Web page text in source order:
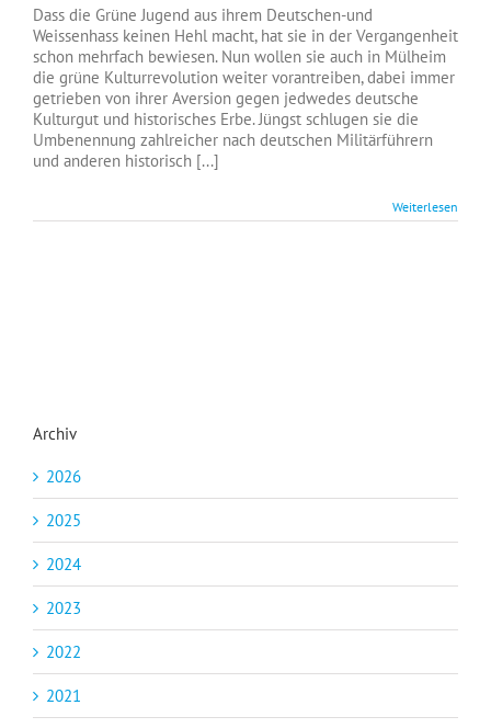
von
Selbsthass
Dass die Grüne Jugend aus ihrem Deutschen-und
Weissenhass keinen Hehl macht, hat sie in der Vergangenheit
schon mehrfach bewiesen. Nun wollen sie auch in Mülheim
die grüne Kulturrevolution weiter vorantreiben, dabei immer
getrieben von ihrer Aversion gegen jedwedes deutsche
Kulturgut und historisches Erbe. Jüngst schlugen sie die
Umbenennung zahlreicher nach deutschen Militärführern
und anderen historisch [...]
Weiterlesen
Archiv
2026
2025
2024
2023
2022
2021